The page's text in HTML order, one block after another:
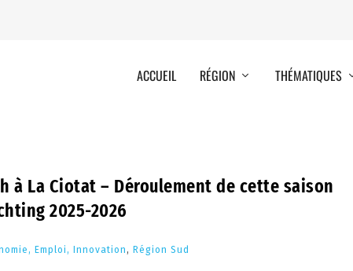
ACCUEIL RÉGION THÉMATIQUES
à La Ciotat – Déroulement de cette saison
2025-2026
Emploi, Innovation , Région Sud